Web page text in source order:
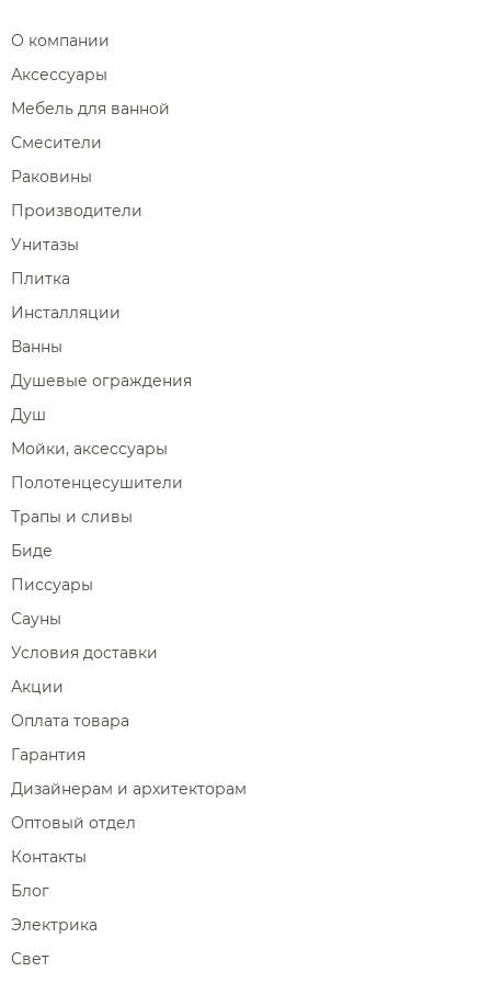
О компании
Аксессуары
Мебель для ванной
Смесители
Раковины
Производители
Унитазы
Плитка
Инсталляции
Ванны
Душевые ограждения
Душ
Мойки, аксессуары
Полотенцесушители
Трапы и сливы
Биде
Писсуары
Сауны
Условия доставки
Акции
Оплата товара
Гарантия
Дизайнерам и архитекторам
Оптовый отдел
Контакты
Блог
Электрика
Свет